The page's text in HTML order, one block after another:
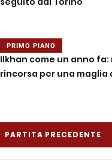
PRIMO PIANO
Ilkhan come un anno fa:
rincorsa per una
PARTITA PRECEDENTE